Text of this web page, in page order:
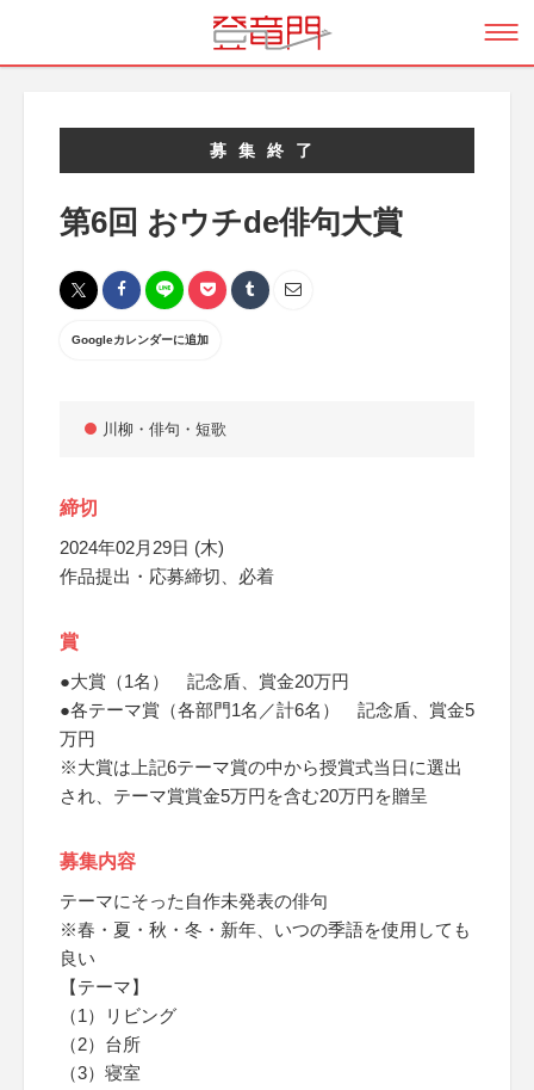
募集終了
第6回 おウチde俳句大賞
Googleカレンダーに追加
川柳・俳句・短歌
締切
2024年02月29日 (木)
作品提出・応募締切、必着
賞
●大賞（1名） 記念盾、賞金20万円
●各テーマ賞（各部門1名／計6名） 記念盾、賞金5
万円
※大賞は上記6テーマ賞の中から授賞式当日に選出
され、テーマ賞賞金5万円を含む20万円を贈呈
募集内容
テーマにそった自作未発表の俳句
※春・夏・秋・冬・新年、いつの季語を使用しても
良い
【テーマ】
（1）リビング
（2）台所
（3）寝室